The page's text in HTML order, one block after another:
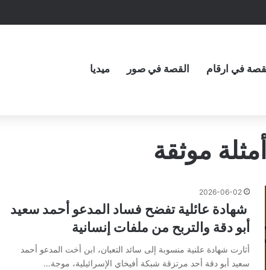
في ارقام القصة في صور ميديا
موثقة
2026-06-02
​ شهادة عائلية تفضح فساد المدعو أحمد سعيد
أبو دقة والتربح من ملفات إنسانية
أثارت شهادة علنية منسوبة إلى سائد التعبان، ابن أخت المدعو أحمد
سعيد أبو دقة أحد مرتزقة شبكة أفيخاي الإسرائيلية، موجة…